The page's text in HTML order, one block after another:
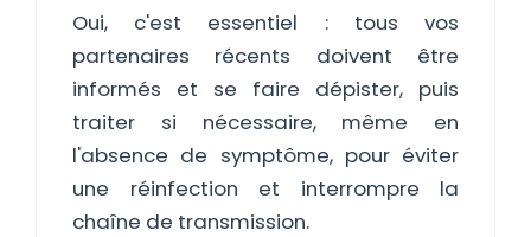
Oui, c'est essentiel : tous vos
partenaires récents doivent être
informés et se faire dépister, puis
traiter si nécessaire, même en
l'absence de symptôme, pour éviter
une réinfection et interrompre la
chaîne de transmission.